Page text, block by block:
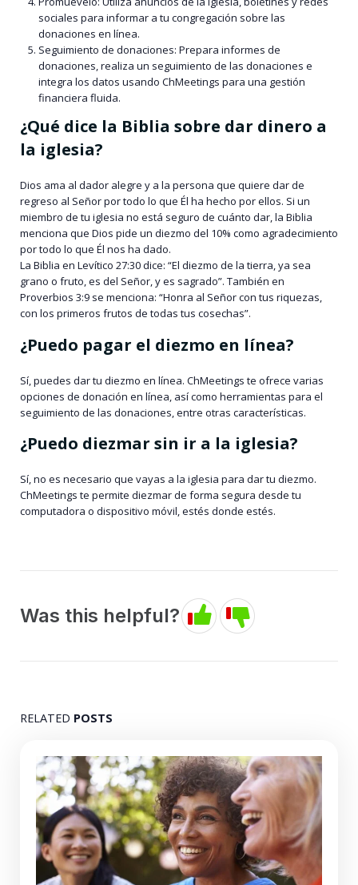
sociales para informar a tu congregación sobre las
donaciones en línea.
Seguimiento de donaciones: Prepara informes de
donaciones, realiza un seguimiento de las donaciones e
integra los datos usando ChMeetings para una gestión
financiera fluida.
¿Qué dice la Biblia sobre dar dinero a
la iglesia?
Dios ama al dador alegre y a la persona que quiere dar de
regreso al Señor por todo lo que Él ha hecho por ellos. Si un
miembro de tu iglesia no está seguro de cuánto dar, la Biblia
menciona que Dios pide un diezmo del 10% como agradecimiento
por todo lo que Él nos ha dado.
La Biblia en Levítico 27:30 dice: “El diezmo de la tierra, ya sea
grano o fruto, es del Señor, y es sagrado”. También en
Proverbios 3:9 se menciona: “Honra al Señor con tus riquezas,
con los primeros frutos de todas tus cosechas”.
¿Puedo pagar el diezmo en línea?
Sí, puedes dar tu diezmo en línea. ChMeetings te ofrece varias
opciones de donación en línea, así como herramientas para el
seguimiento de las donaciones, entre otras características.
¿Puedo diezmar sin ir a la iglesia?
Sí, no es necesario que vayas a la iglesia para dar tu diezmo.
ChMeetings te permite diezmar de forma segura desde tu
computadora o dispositivo móvil, estés donde estés.
Was this helpful?
RELATED POSTS